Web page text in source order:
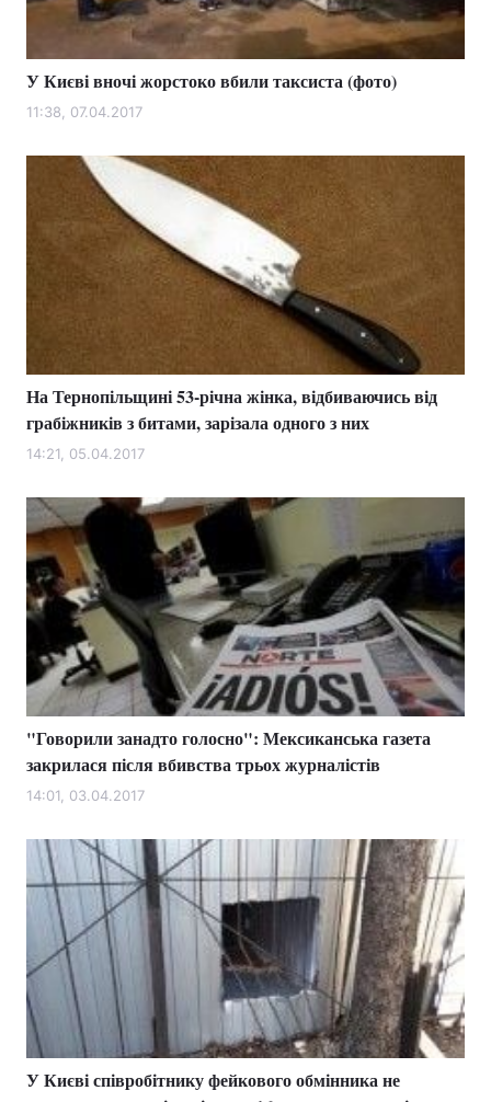
У Києві вночі жорстоко вбили таксиста (фото)
11:38, 07.04.2017
На Тернопільщині 53-річна жінка, відбиваючись від
грабіжників з битами, зарізала одного з них
14:21, 05.04.2017
"Говорили занадто голосно": Мексиканська газета
закрилася після вбивства трьох журналістів
14:01, 03.04.2017
У Києві співробітнику фейкового обмінника не